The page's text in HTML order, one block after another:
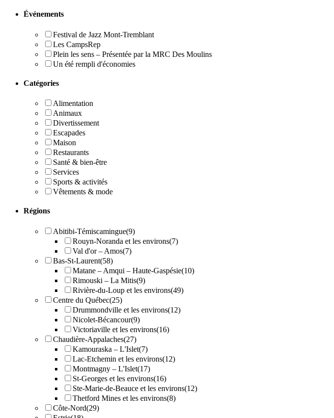
Boutique
Événements
Festival de Jazz Mont-Tremblant
Les CampsRep
Plein les sens – Présentée par la MRC Des Moulins
Un été rempli d'économies
Catégories
Alimentation
Animaux
Divertissement
Escapades
Maison
Restaurants
Santé & bien-être
Services
Sports & activités
Vêtements & mode
Régions
Abitibi-Témiscamingue(9)
Rouyn-Noranda et les environs(7)
Val d'or – Amos(7)
Bas-St-Laurent(58)
Matane – Amqui – Haute-Gaspésie(10)
Rimouski – La Mitis(9)
Rivière-du-Loup et les environs(49)
Centre du Québec(25)
Drummondville et les environs(12)
Nicolet-Bécancour(9)
Victoriaville et les environs(16)
Chaudière-Appalaches(27)
Kamouraska – L'Islet(7)
Lac-Etchemin et les environs(12)
Montmagny – L'Islet(17)
St-Georges et les environs(16)
Ste-Marie-de-Beauce et les environs(12)
Thetford Mines et les environs(8)
Côte-Nord(29)